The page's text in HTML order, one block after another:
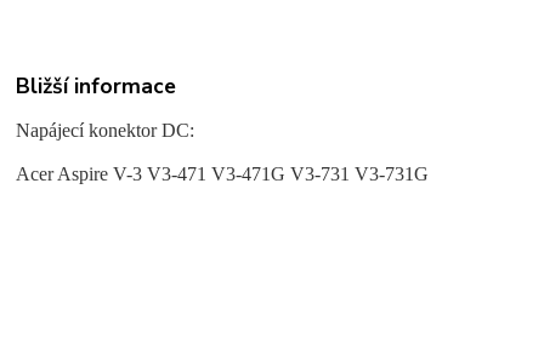
Bližší informace
Napájecí konektor DC:
Acer Aspire V-3 V3-471 V3-471G V3-731 V3-731G